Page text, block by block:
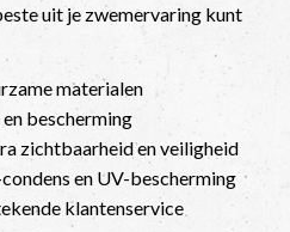
uit je zwemervaring kunt
materialen
bescherming
zichtbaarheid en veiligheid
en UV-bescherming
klantenservice